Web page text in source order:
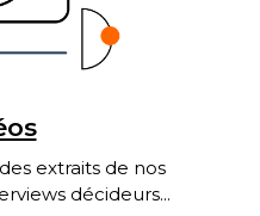
extraits de nos
décideurs...